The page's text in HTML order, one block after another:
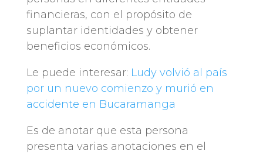
financieras, con el propósito de
suplantar identidades y obtener
beneficios económicos.
Le puede interesar: Ludy volvió al país
por un nuevo comienzo y murió en
accidente en Bucaramanga
Es de anotar que esta persona
presenta varias anotaciones en el